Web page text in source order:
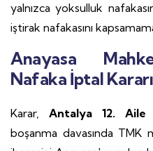
yalnızca yoksulluk
iştirak nafakasını
Anayasa
Nafaka İptal Kararı
Karar, Antalya 12. Aile
boşanma davasında TMK